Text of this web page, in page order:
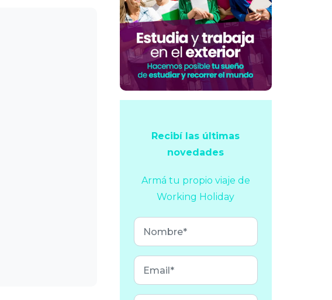
Recibí las últimas
novedades
Armá tu propio viaje de
Working Holiday